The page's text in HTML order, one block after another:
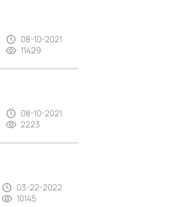
08-10-2021
11429
08-10-2021
2223
03-22-2022
10145